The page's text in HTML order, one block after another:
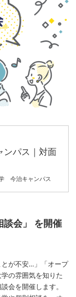
ンパス｜対面
今治キャンパス
談会」 を開催
とが不安…」「オープ
の雰囲気を知りた
会を開催します。